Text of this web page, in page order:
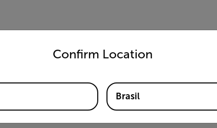
Confirm Location
and language from the options below to access the
Brasil